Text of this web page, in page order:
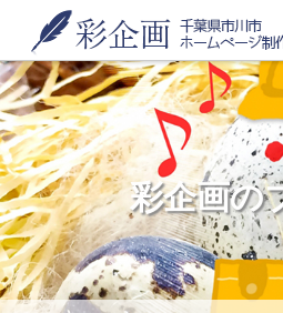
彩企画の